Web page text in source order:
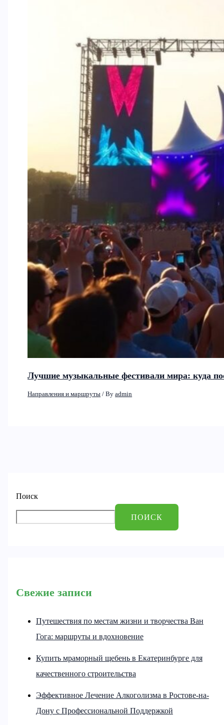
Поиск
ПОИСК
Свежие записи
Путешествия по местам жизни и творчества Ван
Гога: маршруты и вдохновение
Купить мраморный щебень в Екатеринбурге для
качественного строительства
Эффективное Лечение Алкоголизма в Ростове-на-
Дону с Профессиональной Поддержкой
Лучшие музыкальные фестивали мира: куда
Направления и маршруты / Byadmin